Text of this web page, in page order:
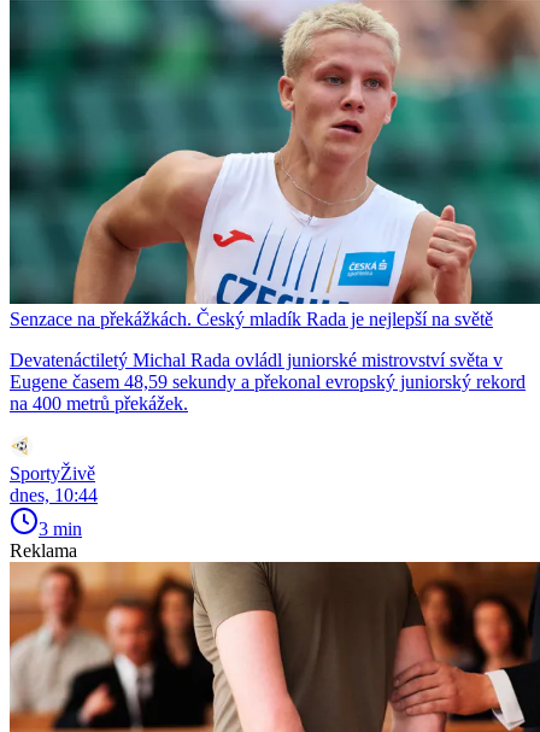
Senzace na překážkách. Český mladík Rada je nejlepší na světě
Devatenáctiletý Michal Rada ovládl juniorské mistrovství světa v
Eugene časem 48,59 sekundy a překonal evropský juniorský rekord
na 400 metrů překážek.
SportyŽivě
dnes, 10:44
3 min
Reklama